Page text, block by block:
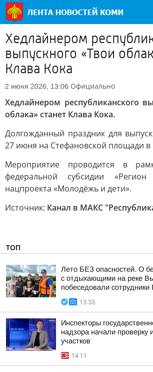
Хедлайнером
выпускного «Твои
Клава Кока
2 июня 2026, 13:06 Официально
Хедлайнером республиканского
облака» станет Клава Кока.
Долгожданный праздник для
27 июня на Стефановской площади в
Мероприятие проводится в
федеральной субсидии
нацпроекта «Молодёжь и дети».
Источник: Канал в МАКС
ТОП
Лето БЕЗ опасностей. О
с отдыхающими на реке
побеседовали
13:33
Инспекторы
надзора начали проверку
участков
14:11